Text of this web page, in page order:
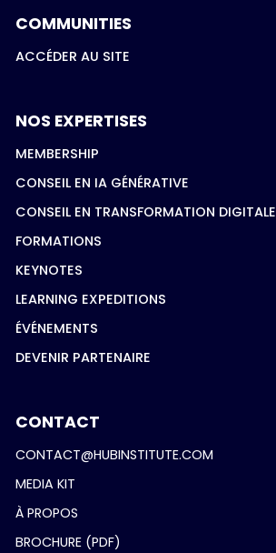
COMMUNITIES
ACCÉDER AU SITE
NOS EXPERTISES
MEMBERSHIP
CONSEIL EN IA GÉNÉRATIVE
CONSEIL EN TRANSFORMATION DIGITALE
FORMATIONS
KEYNOTES
LEARNING EXPEDITIONS
ÉVÉNEMENTS
DEVENIR PARTENAIRE
CONTACT
CONTACT@HUBINSTITUTE.COM
MEDIA KIT
À PROPOS
BROCHURE (PDF)